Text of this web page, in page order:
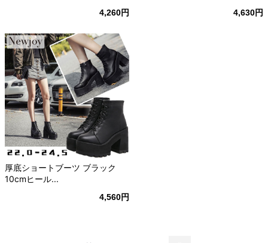
4,260円 4,630円
厚底ショートブーツ ブラック
10cmヒール...
4,560円